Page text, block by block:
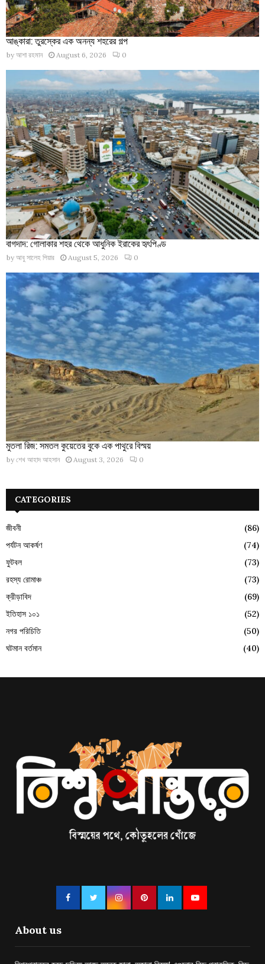
আঙ্কারা: তুরস্কের এক অনন্য শহরের গল্প
by আশা রহমান August 6, 2026 0
বাগদাদ: গোলাকার শহর থেকে আধুনিক ইরাকের হৃৎপিণ্ড
by আবু সালেহ পিয়ার August 5, 2026 0
মুতলা রিজ: সমতল কুয়েতের বুকে এক পাথুরে বিস্ময়
by শেখ আহাদ আহসান August 3, 2026 0
CATEGORIES
জীবনী
(86)
পর্যটন আকর্ষণ
(74)
ফুটবল
(73)
রহস্য রোমাঞ্চ
(73)
ক্রীড়াবিদ
(69)
ইতিহাস ১০১
(52)
নগর পরিচিতি
(50)
ঘটমান বর্তমান
(40)
About us